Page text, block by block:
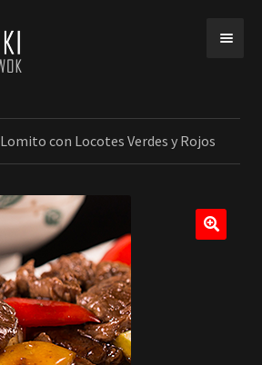
Lomito con Locotes Verdes y Rojos